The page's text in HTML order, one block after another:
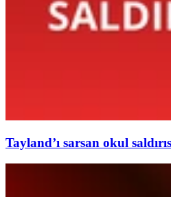
Tayland’ı sarsan okul